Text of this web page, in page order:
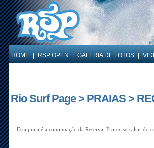
HOME RSP OPEN GALERIA DE FOTOS
Rio Surf Page > PRAIAS >
Esta praia é a continuação da Reserva. É preciso saltar do